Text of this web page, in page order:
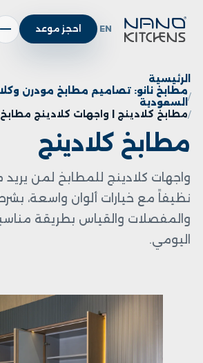
EN احجز موعد
الرئيسية
مطابخ نانو: تصاميم مطابخ مودرن
السعودية
مطابخ كلادينج | واجهات كلادينج
مطابخ كلادينج
واجهات كلادينج للمطابخ لمن
نظيفاً مع خيارات ألوان واسعة،
والمفصلات والقياس بطريقة
اليومي.